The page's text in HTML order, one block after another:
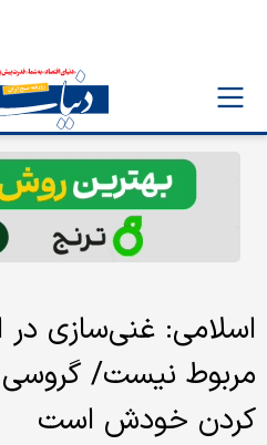
اسلامی: غنی‌سازی در
مربوط نیست/ گروسی
کردن خودش است